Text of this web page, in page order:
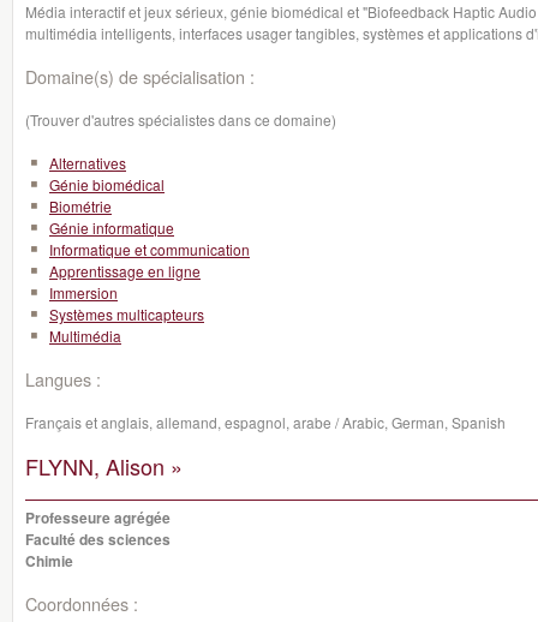
Média interactif et jeux sérieux, génie biomédical et "Biofeedback Haptic
multimédia intelligents, interfaces usager tangibles, systèmes et applications
Domaine(s) de spécialisation :
(Trouver d'autres spécialistes dans ce domaine)
Alternatives
Génie biomédical
Biométrie
Génie informatique
Informatique et communication
Apprentissage en ligne
Immersion
Systèmes multicapteurs
Multimédia
Langues :
Français et anglais, allemand, espagnol, arabe / Arabic, German, Spanish
FLYNN, Alison »
Professeure agrégée
Faculté des sciences
Chimie
Coordonnées :